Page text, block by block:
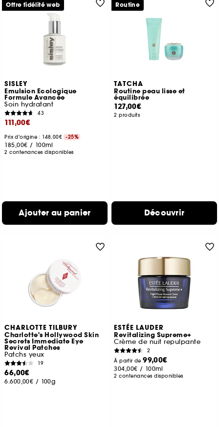
SISLEY
Emulsion Ecologique
Formule Avancée
Soin hydratant
43
111,00€
Prix d'origine : 148,00€ -25%
185,00€ / 100ml
2 contenances disponibles
Ajouter au panier
Offre fidélité web
TATCHA
Routine peau lisse et
équilibrée
127,00€
2 produits
Découvrir
Routine
CHARLOTTE TILBURY
Charlotte's Hollywood Skin
Secrets Immediate Eye
Revival Patches
Patchs yeux
19
66,00€
6.600,00€ / 100g
ESTÉE LAUDER
Revitalizing Supreme+
Crème de nuit repulpante
2
À partir de99,00€
304,00€ / 100ml
2 contenances disponibles